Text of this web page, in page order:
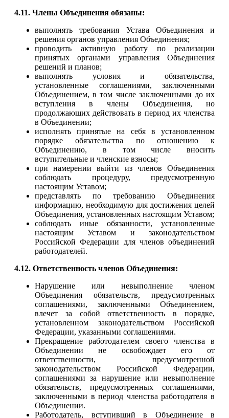
4.11. Члены Объединения обязаны:
выполнять требования Устава Объединения и
решения органов управления Объединения;
проводить активную работу по реализации
принятых органами управления Объединения
решений и планов;
выполнять условия и обязательства,
установленные соглашениями, заключенными
Объединением, в том числе заключенными до их
вступления в члены Объединения, но
продолжающих действовать в период их членства
в Объединении;
исполнять принятые на себя в установленном
порядке обязательства по отношению к
Объединению, в том числе вносить
вступительные и членские взносы;
при намерении выйти из членов Объединения
соблюдать процедуру, предусмотренную
настоящим Уставом;
представлять по требованию Объединения
информацию, необходимую для достижения целей
Объединения, установленных настоящим Уставом;
соблюдать иные обязанности, установленные
настоящим Уставом и законодательством
Российской Федерации для членов объединений
работодателей.
4.12. Ответственность членов Объединения:
Нарушение или невыполнение членом
Объединения обязательств, предусмотренных
соглашениями, заключенными Объединением,
влечет за собой ответственность в порядке,
установленном законодательством Российской
Федерации, указанными соглашениями.
Прекращение работодателем своего членства в
Объединении не освобождает его от
ответственности, предусмотренной
законодательством Российской Федерации,
соглашениями за нарушение или невыполнение
обязательств, предусмотренных соглашениями,
заключенными в период членства работодателя в
Объединении.
Работодатель, вступивший в Объединение в